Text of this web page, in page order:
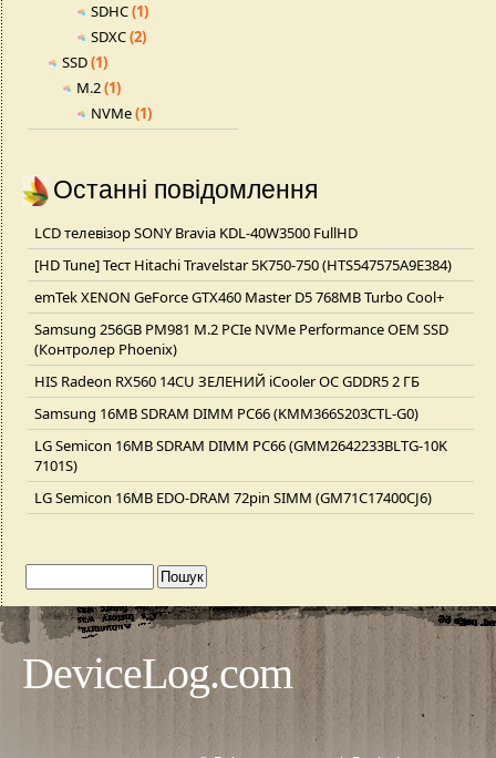
SDHC(1)
SDXC(2)
SSD(1)
M.2(1)
NVMe(1)
Останні повідомлення
LCD телевізор SONY Bravia KDL-40W3500 FullHD
[HD Tune] Тест Hitachi Travelstar 5K750-750 (HTS547575A9E384)
emTek XENON GeForce GTX460 Master D5 768MB Turbo Cool+
Samsung 256GB PM981 M.2 PCIe NVMe Performance OEM SSD
(Контролер Phoenix)
HIS Radeon RX560 14CU ЗЕЛЕНИЙ iCooler OC GDDR5 2 ГБ
Samsung 16MB SDRAM DIMM PC66 (KMM366S203CTL-G0)
LG Semicon 16MB SDRAM DIMM PC66 (GMM2642233BLTG-10K
7101S)
LG Semicon 16MB EDO-DRAM 72pin SIMM (GM71C17400CJ6)
DeviceLog.com